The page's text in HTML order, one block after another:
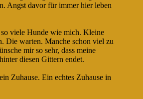
Angst davor für immer hier leben
viele Hunde wie mich. Kleine
Die warten. Manche schon viel zu
mir so sehr, dass meine
diesen Gittern endet.
Zuhause. Ein echtes Zuhause in